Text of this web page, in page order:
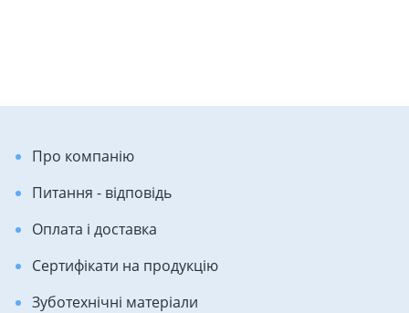
Про компанію
Питання - відповідь
Оплата і доставка
Сертифікати на продукцію
Зуботехнічні матеріали